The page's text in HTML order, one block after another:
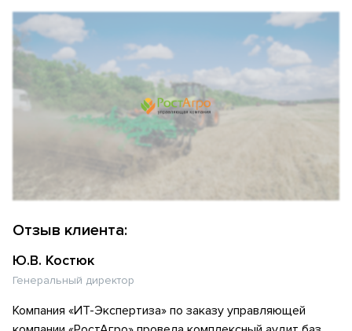
Отзыв клиента:
Ю.В. Костюк
Генеральный директор
Компания «ИТ-Экспертиза» по заказу управляющей